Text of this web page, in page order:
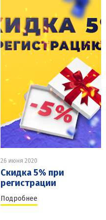
26 июня 2020
Скидка 5% при
регистрации
Подробнее